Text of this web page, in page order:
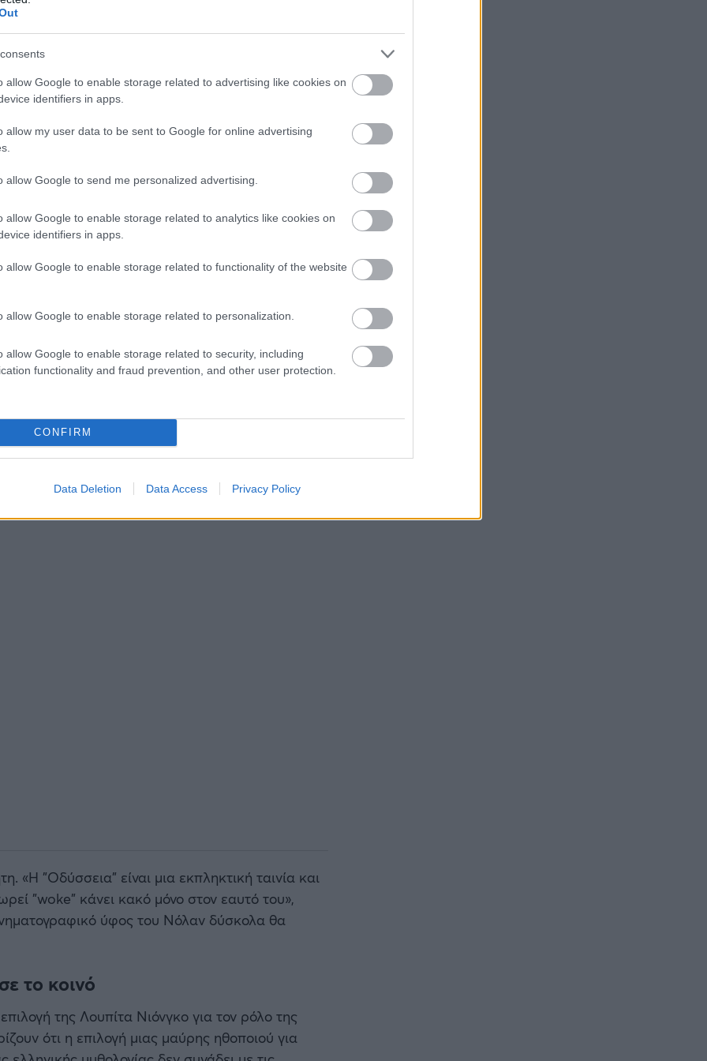
allow Google to enable storage related to advertising like cookies on
identifiers in apps.
allow my user data to be sent to Google for online advertising
allow Google to send me personalized advertising.
allow Google to enable storage related to analytics like cookies on
identifiers in apps.
allow Google to enable storage related to functionality of the website
allow Google to enable storage related to personalization.
allow Google to enable storage related to security, including
functionality and fraud prevention, and other user protection.
CONFIRM
Data Deletion Data Access Privacy Policy
θετική κριτική για την ταινία, γράφοντας
να τη δουν πριν εκφράσουν άποψη. Η
με τον Έλον Μασκ να απαντά λακωνικά
που χρησιμοποιείται στο διαδίκτυο για
υποχωρητικός απέναντι σε προοδευτικές
εκατομμύρια προβολές, ενώ αρκετοί χρήστες
στον ιστορικό ή αν μπέρδεψε το όνομά του με
στην ταινία ως Τηλέμαχος. Ο ίδιος δεν
«Η "Οδύσσεια" είναι μια εκπληκτική ταινία και
"woke" κάνει κακό μόνο στον εαυτό του»,
ύφος του Νόλαν δύσκολα θα
το κοινό
της Λουπίτα Νιόνγκο για τον ρόλο της
ότι η επιλογή μιας μαύρης ηθοποιού για